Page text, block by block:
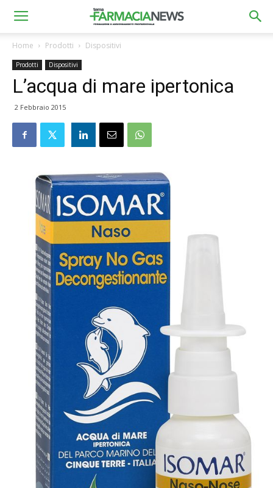
Home Prodotti Dispositivi
Prodotti Dispositivi
L’acqua di mare ipertonica
2 Febbraio 2015